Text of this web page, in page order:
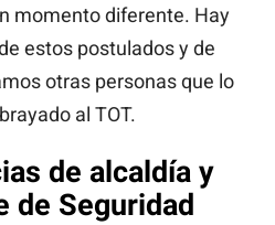
momento diferente. Hay
estos postulados y de
otras personas que lo
al TOT.
de alcaldía y
de Seguridad